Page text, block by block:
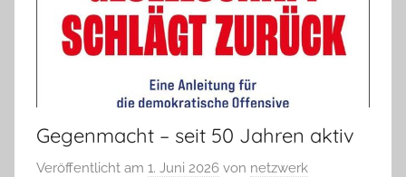
Gegenmacht – seit 50 Jahren aktiv
Veröffentlicht am 1. Juni 2026 von netzwerk